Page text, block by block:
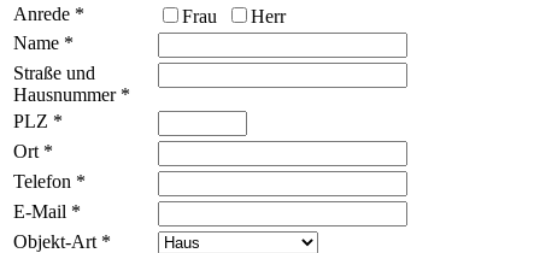
Anrede * Frau
Herr
Name *
Straße und
Hausnummer *
PLZ *
Ort *
Telefon *
E-Mail *
Objekt-Art *